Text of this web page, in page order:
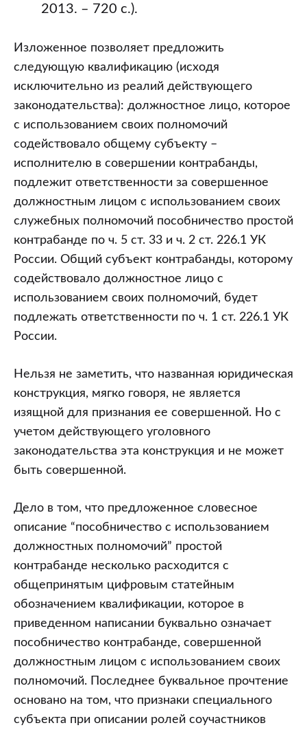
2013. – 720 с.).
Изложенное позволяет предложить
следующую квалификацию (исходя
исключительно из реалий действующего
законодательства): должностное лицо, которое
с использованием своих полномочий
содействовало общему субъекту –
исполнителю в совершении контрабанды,
подлежит ответственности за совершенное
должностным лицом с использованием своих
служебных полномочий пособничество простой
контрабанде по ч. 5 ст. 33 и ч. 2 ст. 226.1 УК
России. Общий субъект контрабанды, которому
содействовало должностное лицо с
использованием своих полномочий, будет
подлежать ответственности по ч. 1 ст. 226.1 УК
России.
Нельзя не заметить, что названная юридическая
конструкция, мягко говоря, не является
изящной для признания ее совершенной. Но с
учетом действующего уголовного
законодательства эта конструкция и не может
быть совершенной.
Дело в том, что предложенное словесное
описание “пособничество с использованием
должностных полномочий” простой
контрабанде несколько расходится с
общепринятым цифровым статейным
обозначением квалификации, которое в
приведенном написании буквально означает
пособничество контрабанде, совершенной
должностным лицом с использованием своих
полномочий. Последнее буквальное прочтение
основано на том, что признаки специального
субъекта при описании ролей соучастников